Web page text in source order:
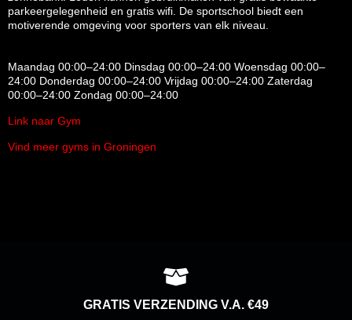
parkeergelegenheid en gratis wifi. De sportschool biedt een
motiverende omgeving voor sporters van elk niveau.
Maandag 00:00–24:00 Dinsdag 00:00–24:00 Woensdag 00:00–
24:00 Donderdag 00:00–24:00 Vrijdag 00:00–24:00 Zaterdag
00:00–24:00 Zondag 00:00–24:00
Link naar Gym
Vind meer gyms in Groningen
GRATIS VERZENDING V.A. €49